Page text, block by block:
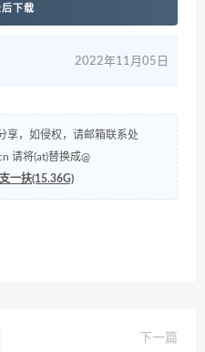
下载
2022年11月05日
享，如侵权，请邮箱联系处
请将(at)替换成@
一扶(15.36G)
下一篇